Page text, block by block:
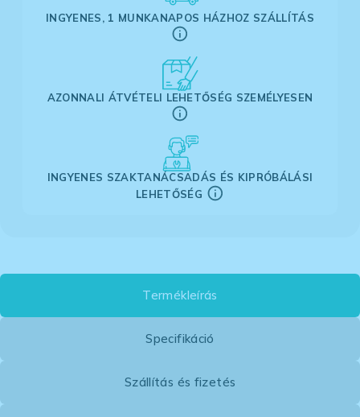
INGYENES, 1 MUNKANAPOS HÁZHOZ SZÁLLÍTÁS
AZONNALI ÁTVÉTELI LEHETŐSÉG SZEMÉLYESEN
INGYENES SZAKTANÁCSADÁS ÉS KIPRÓBÁLÁSI
LEHETŐSÉG
Termékleírás
Specifikáció
Szállítás és fizetés